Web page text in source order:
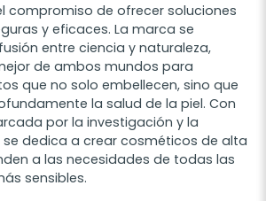
compromiso de ofrecer soluciones
y eficaces. La marca se
entre ciencia y naturaleza,
de ambos mundos para
que no solo embellecen, sino que
la salud de la piel. Con
por la investigación y la
se dedica a crear cosméticos de alta
a las necesidades de todas las
sensibles.